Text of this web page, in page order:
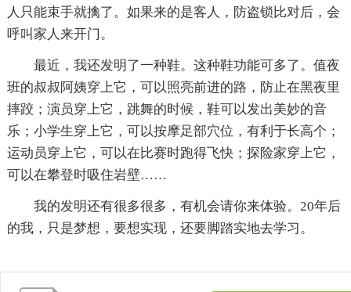
人只能束手就擒了。如果来的是客人，防盗锁比对后，会
呼叫家人来开门。
最近，我还发明了一种鞋。这种鞋功能可多了。值夜
班的叔叔阿姨穿上它，可以照亮前进的路，防止在黑夜里
摔跤；演员穿上它，跳舞的时候，鞋可以发出美妙的音
乐；小学生穿上它，可以按摩足部穴位，有利于长高个；
运动员穿上它，可以在比赛时跑得飞快；探险家穿上它，
可以在攀登时吸住岩壁……
我的发明还有很多很多，有机会请你来体验。20年后
的我，只是梦想，要想实现，还要脚踏实地去学习。